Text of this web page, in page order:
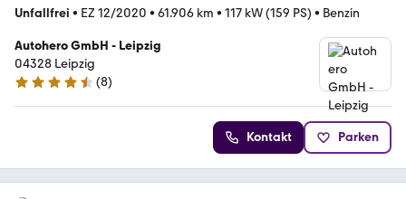
Unfallfrei • EZ 12/2020 • 61.906 km • 117 kW (159 PS) • Benzin
Autohero GmbH - Leipzig
04328 Leipzig
4.3 Sterne
(8)
Kontakt Parken